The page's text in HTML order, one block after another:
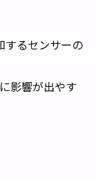
するセンサーの
影響が出やす